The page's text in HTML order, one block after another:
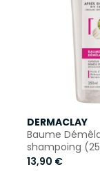
DERMACLAY
Baume
shampoing
13,90 €